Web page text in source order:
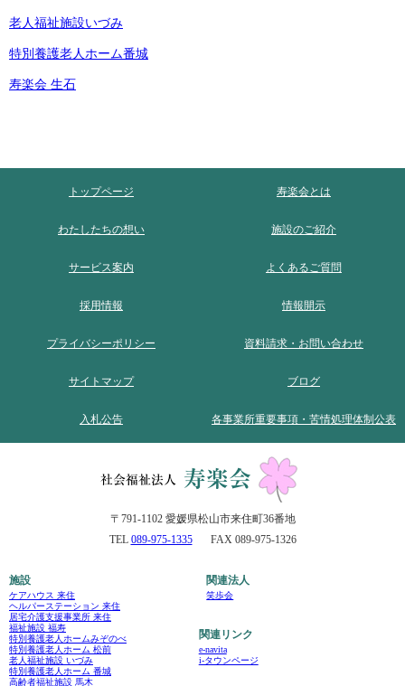
老人福祉施設いづみ
特別養護老人ホーム番城
寿楽会 生石
トップページ 寿楽会とは
わたしたちの想い 施設のご紹介
サービス案内 よくあるご質問
採用情報 情報開示
プライバシーポリシー 資料請求・お問い合わせ
サイトマップ ブログ
入札公告 各事業所重要事項・苦情処理体制公表
〒791-1102 愛媛県松山市来住町36番地
TEL 089-975-1335 FAX 089-975-1326
施設
ケアハウス 来住
ヘルパーステーション 来住
居宅介護支援事業所 来住
福祉施設 福寿
特別養護老人ホームみぞのべ
特別養護老人ホーム 松前
老人福祉施設 いづみ
特別養護老人ホーム 番城
高齢者福祉施設 馬木
関連法人
笑歩会
関連リンク
e-navita
i-タウンページ